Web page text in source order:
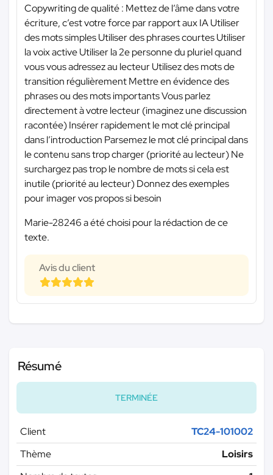
Copywriting de qualité : Mettez de l’âme dans votre
écriture, c’est votre force par rapport aux IA Utiliser
des mots simples Utiliser des phrases courtes Utiliser
la voix active Utiliser la 2e personne du pluriel quand
vous vous adressez au lecteur Utilisez des mots de
transition régulièrement Mettre en évidence des
phrases ou des mots importants Vous parlez
directement à votre lecteur (imaginez une discussion
racontée) Insérer rapidement le mot clé principal
dans l’introduction Parsemez le mot clé principal dans
le contenu sans trop charger (priorité au lecteur) Ne
surchargez pas trop le nombre de mots si cela est
inutile (priorité au lecteur) Donnez des exemples
pour imager vos propos si besoin
Marie-28246 a été choisi pour la rédaction de ce
texte.
Avis du client
Résumé
TERMINÉE
Client
TC24-101002
Thème
Loisirs